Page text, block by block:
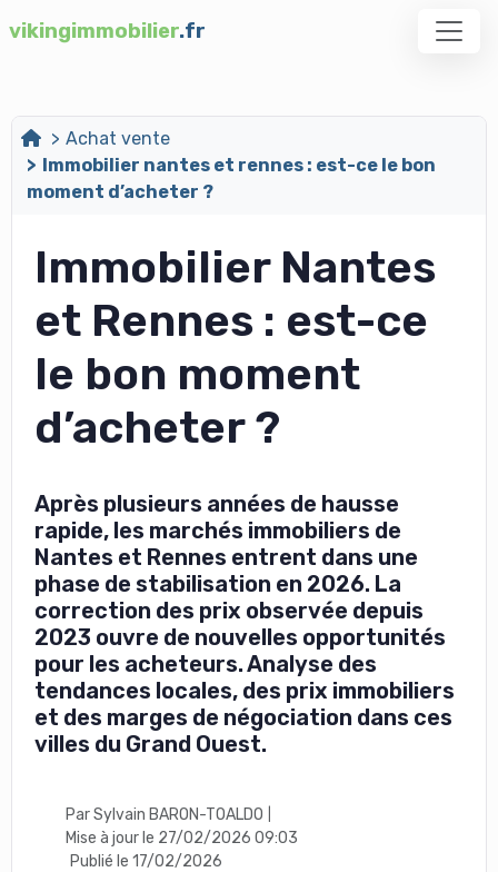
vikingimmobilier.fr
Achat vente
Immobilier nantes et rennes : est-ce le bon
moment d’acheter ?
Immobilier Nantes
et Rennes : est-ce
le bon moment
d’acheter ?
Après plusieurs années de hausse
rapide, les marchés immobiliers de
Nantes et Rennes entrent dans une
phase de stabilisation en 2026. La
correction des prix observée depuis
2023 ouvre de nouvelles opportunités
pour les acheteurs. Analyse des
tendances locales, des prix immobiliers
et des marges de négociation dans ces
villes du Grand Ouest.
Par Sylvain BARON-TOALDO
Mise à jour le 27/02/2026 09:03
Publié le 17/02/2026